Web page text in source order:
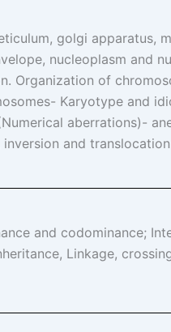
golgi apparatus,
nucleoplasm and
Organization of
Karyotype and
aberrations)-
and
and codominance;
Linkage,